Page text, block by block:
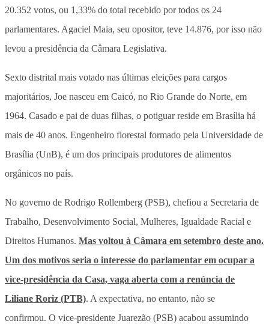
20.352 votos, ou 1,33% do total recebido por todos os 24
parlamentares. Agaciel Maia, seu opositor, teve 14.876, por isso não
levou a presidência da Câmara Legislativa.
Sexto distrital mais votado nas últimas eleições para cargos
majoritários, Joe nasceu em Caicó, no Rio Grande do Norte, em
1964. Casado e pai de duas filhas, o potiguar reside em Brasília há
mais de 40 anos. Engenheiro florestal formado pela Universidade de
Brasília (UnB), é um dos principais produtores de alimentos
orgânicos no país.
No governo de Rodrigo Rollemberg (PSB), chefiou a Secretaria de
Trabalho, Desenvolvimento Social, Mulheres, Igualdade Racial e
Direitos Humanos. Mas voltou à Câmara em setembro deste ano.
Um dos motivos seria o interesse do parlamentar em ocupar a
vice-presidência da Casa, vaga aberta com a renúncia de
Liliane Roriz (PTB). A expectativa, no entanto, não se
confirmou. O vice-presidente Juarezão (PSB) acabou assumindo